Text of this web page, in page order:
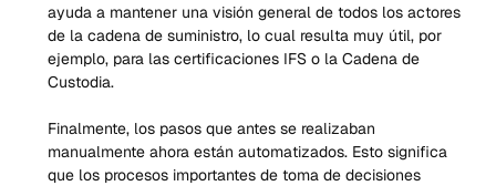
ayuda a mantener una visión general de todos los actores
de la cadena de suministro, lo cual resulta muy útil, por
ejemplo, para las certificaciones IFS o la Cadena de
Custodia.
Finalmente, los pasos que antes se realizaban
manualmente ahora están automatizados. Esto significa
que los procesos importantes de toma de decisiones